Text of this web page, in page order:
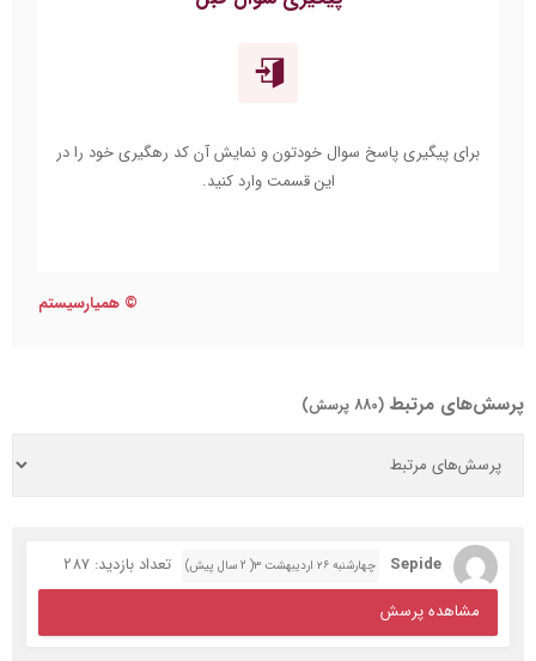
برای پیگیری پاسخ سوال خودتون و نمایش آن کد رهگیری خود را در
این قسمت وارد کنید.
© همیارسیستم
پرسش‌های مرتبط (880 پرسش)
Sepide چهارشنبه ۲۶ اردیبهشت ۳( 2 سال پیش)
تعداد بازدید: 287
مشاهده پرسش